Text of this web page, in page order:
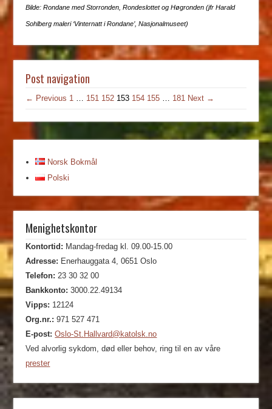
Bilde: Rondane med Storronden, Rondeslottet og Høgronden (jfr Harald
Sohlberg maleri ‘Vinternatt i Rondane’, Nasjonalmuseet)
Post navigation
← Previous 1 151 152 153 154 155 181 Next →
Norsk Bokmål
Polski
Menighetskontor
Kontortid: Mandag-fredag kl. 09.00-15.00
Adresse: Enerhauggata 4, 0651 Oslo
Telefon: 23 30 32 00
Bankkonto: 3000.22.49134
Vipps: 12124
Org.nr.: 971 527 471
E-post: Oslo-St.Hallvard@katolsk.no
Ved alvorlig sykdom, død eller behov, ring til en av våre
prester